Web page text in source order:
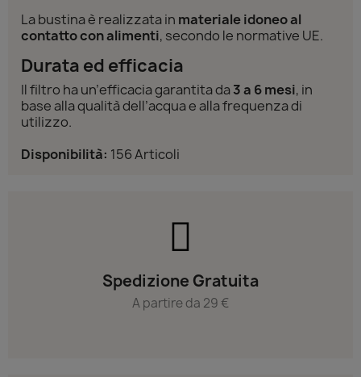
La bustina è realizzata in materiale idoneo al
contatto con alimenti, secondo le normative UE.
Durata ed efficacia
Il filtro ha un’efficacia garantita da3 a 6 mesi, in
base alla qualità dell’acqua e alla frequenza di
utilizzo.
Disponibilità: 156 Articoli
Spedizione Gratuita
A partire da 29 €